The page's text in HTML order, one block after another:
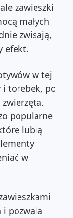
zawieszki
małych
zwisają,
efekt.
w tej
torebek, po
popularne
lubią
w
i pozwala